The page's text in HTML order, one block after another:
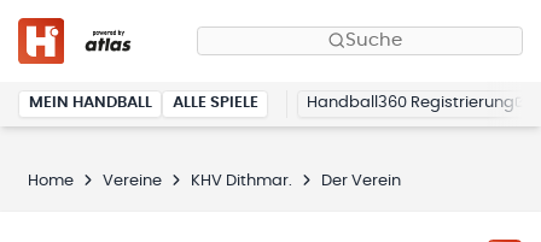
Suche
MEIN HANDBALL ALLE SPIELE Handball360 Registrierung
Home Vereine KHV Dithmar. Der Verein